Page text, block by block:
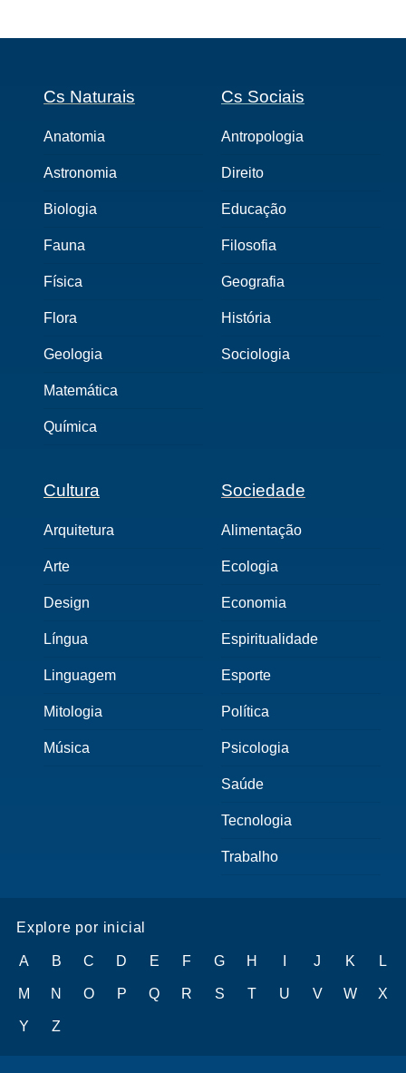
Cs Naturais
Anatomia
Astronomia
Biologia
Fauna
Física
Flora
Geologia
Matemática
Química
Cs Sociais
Antropologia
Direito
Educação
Filosofia
Geografia
História
Sociologia
Cultura
Arquitetura
Arte
Design
Língua
Linguagem
Mitologia
Música
Sociedade
Alimentação
Ecologia
Economia
Espiritualidade
Esporte
Política
Psicologia
Saúde
Tecnologia
Trabalho
Explore por inicial
A B C D E F G H J K L
M N O P Q R S T U V W X
Y Z